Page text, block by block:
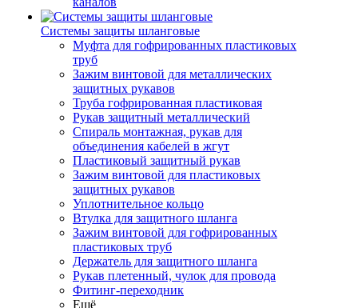
Системы защиты шланговые
Муфта для гофрированных пластиковых
труб
Зажим винтовой для металлических
защитных рукавов
Труба гофрированная пластиковая
Рукав защитный металлический
Спираль монтажная, рукав для
объединения кабелей в жгут
Пластиковый защитный рукав
Зажим винтовой для пластиковых
защитных рукавов
Уплотнительное кольцо
Втулка для защитного шланга
Зажим винтовой для гофрированных
пластиковых труб
Держатель для защитного шланга
Рукав плетенный, чулок для провода
Фитинг-переходник
Ещё